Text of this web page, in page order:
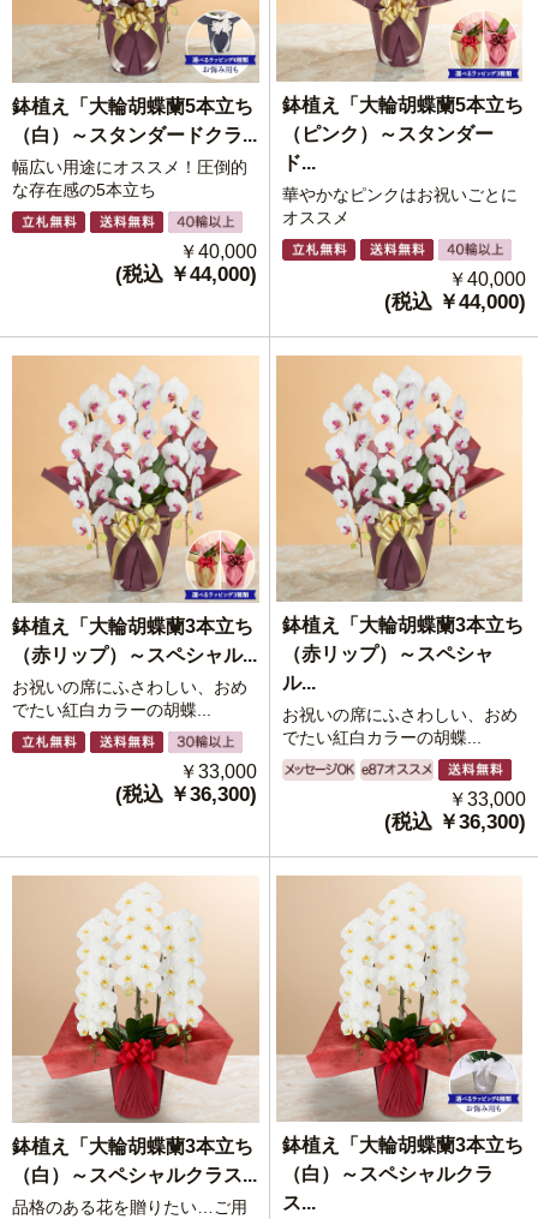
鉢植え「大輪胡蝶蘭5本立ち
（白）～スタンダードクラ...
幅広い用途にオススメ！圧倒的
な存在感の5本立ち
￥40,000
(税込 ￥44,000)
鉢植え「大輪胡蝶蘭5本立ち
（ピンク）～スタンダー
ド...
華やかなピンクはお祝いごとに
オススメ
￥40,000
(税込 ￥44,000)
鉢植え「大輪胡蝶蘭3本立ち
（赤リップ）～スペシャル...
お祝いの席にふさわしい、おめ
でたい紅白カラーの胡蝶...
￥33,000
(税込 ￥36,300)
鉢植え「大輪胡蝶蘭3本立ち
（赤リップ）～スペシャ
ル...
お祝いの席にふさわしい、おめ
でたい紅白カラーの胡蝶...
￥33,000
(税込 ￥36,300)
鉢植え「大輪胡蝶蘭3本立ち
（白）～スペシャルクラス...
品格のある花を贈りたい…ご用
鉢植え「大輪胡蝶蘭3本立ち
（白）～スペシャルクラ
ス...